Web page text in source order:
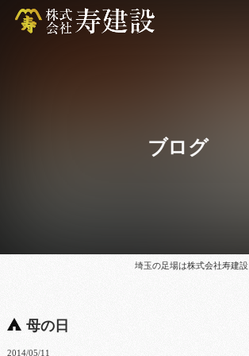
ブログ
埼玉の足場は株式会社寿建設
母の日
2014/05/11